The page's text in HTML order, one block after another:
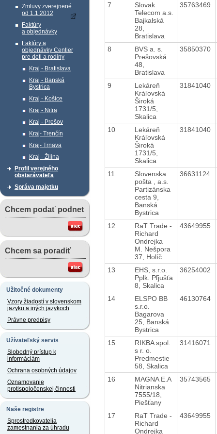
Zmluvy zverejnené
od 1.1.2012
Faktúry
a objednávky
Faktúry a
objednávky Centier
pre deti a rodiny
Kraj - Bratislava
Kraj - Banská
Bystrica
Kraj - Košice
Kraj - Nitra
Kraj - Prešov
Kraj- Trenčín
Kraj- Trnava
Kraj - Žilina
Profil verejného
obstarávateľa
Správa majetku
Chcem podať podnet
Chcem sa poradiť
Užitočné dokumenty
Vzory žiadostí v slovenskom
jazyku a iných jazykoch
Právne predpisy
Užívateľský servis
Slobodný prístup k
informáciám
Ochrana osobných údajov
Oznamovanie
protispoločenskej činnosti
Naše registre
Sprostredkovatelia
zamestnania za úhradu
7
Slovak
Telecom a.s.
Bajkalská
28,
Bratislava
35763469
8
BVS a. s.
Prešovská
48,
Bratislava
35850370
9
Lekáreň
Kráľovská
Široká
1731/5,
Skalica
31841040
10
Lekáreň
Kráľovská
Široká
1731/5,
Skalica
31841040
11
Slovenska
pošta , a.s.
Partizánska
cesta 9,
Banská
Bystrica
36631124
12
RaT Trade -
Richard
Ondrejka
M. Nešpora
37, Holíč
43649955
13
EHS, s.r.o.
Pplk. Pľjušťa
8, Skalica
36254002
14
ELSPO BB
s.r.o.
Bagarova
25, Banská
Bystrica
46130764
15
RIKBA spol.
s r. o.
Predmestie
58, Skalica
31416071
16
MAGNA E.A
Nitrianska
7555/18,
Piešťany
35743565
17
RaT Trade -
Richard
Ondrejka
43649955